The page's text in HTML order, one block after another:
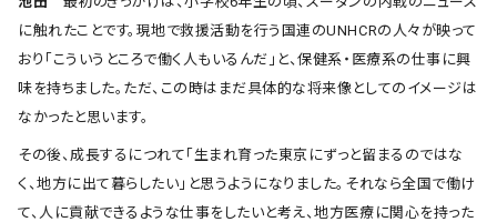
に触れたことです。現地で救援活動を行う国連のUNHCRの人々が映って
おり「こういうところで働く人もいるんだ」と、保健系・医療系の仕事に興
味を持ちました。ただ、この時はまだ具体的な将来像としてのイメージは
なかったと思います。
その後、成長するにつれて「生まれ育った東京にずっと留まるのではな
く、地方に出て暮らしたい」と思うようになりました。それなら全国で働け
て、人に貢献できるような仕事をしたいと考え、地方医療に関心を持った